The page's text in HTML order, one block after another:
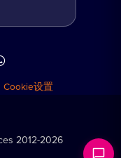
Cookie设置
2012-2026